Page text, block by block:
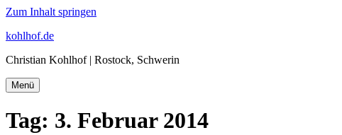
Zum Inhalt springen
kohlhof.de
Christian Kohlhof | Rostock, Schwerin
Menü
Tag: 3. Februar 2014